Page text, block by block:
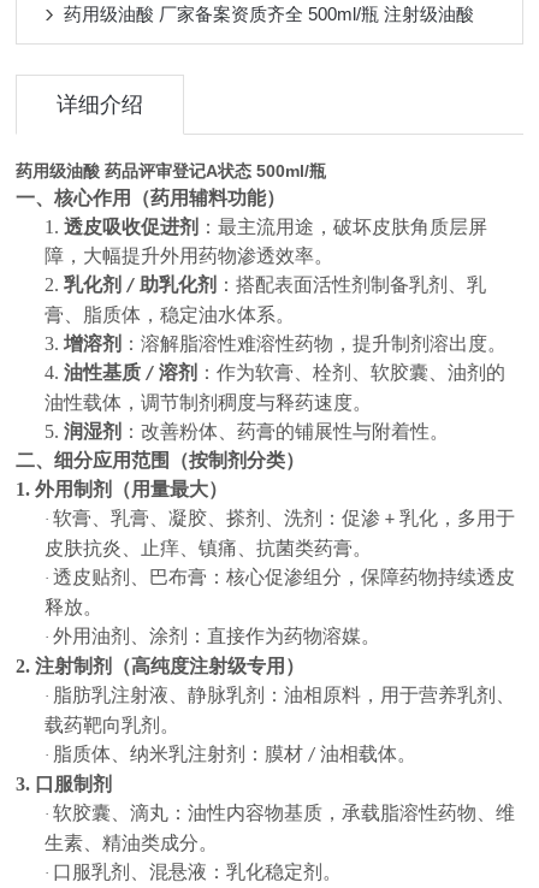
药用级油酸 厂家备案资质齐全 500ml/瓶 注射级油酸
详细介绍
药用级油酸 药品评审登记A状态 500ml/瓶
一、核心作用（药用辅料功能）
1.透皮吸收促进剂 ：最主流用途，破坏皮肤角质层屏
障，大幅提升外用药物渗透效率。
2.乳化剂 /助乳化剂 ：搭配表面活性剂制备乳剂、乳
膏、脂质体，稳定油水体系。
3.增溶剂 ：溶解脂溶性难溶性药物，提升制剂溶出度。
4.油性基质 /溶剂 ：作为软膏、栓剂、软胶囊、油剂的
油性载体，调节制剂稠度与释药速度。
5.润湿剂 ：改善粉体、药膏的铺展性与附着性。
二、细分应用范围（按制剂分类）
1. 外用制剂（用量最大）
·软膏、乳膏、凝胶、搽剂、洗剂：促渗 +乳化，多用于
皮肤抗炎、止痒、镇痛、抗菌类药膏。
·透皮贴剂、巴布膏：核心促渗组分，保障药物持续透皮
释放。
·外用油剂、涂剂：直接作为药物溶媒。
2. 注射制剂（高纯度注射级专用）
· 脂肪乳注射液、静脉乳剂：油相原料，用于营养乳剂、
载药靶向乳剂。
· 脂质体、纳米乳注射剂：膜材 /油相载体。
3. 口服制剂
·软胶囊、滴丸：油性内容物基质，承载脂溶性药物、维
生素、精油类成分。
· 口服乳剂、混悬液：乳化稳定剂。